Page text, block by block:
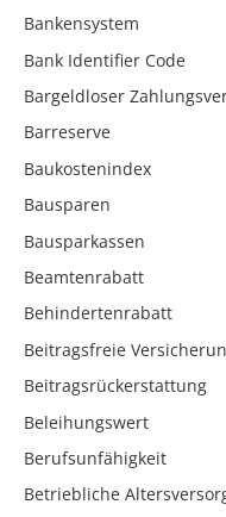
Bankensystem
Bank Identifier Code
Bargeldloser
Barreserve
Baukostenindex
Bausparen
Bausparkassen
Beamtenrabatt
Behindertenrabatt
Beitragsfreie
Beitragsrückerstattung
Beleihungswert
Berufsunfähigkeit
Betriebliche